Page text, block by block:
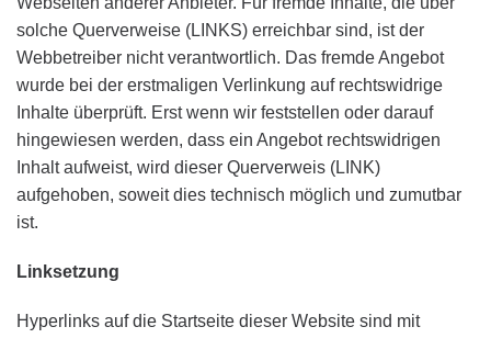
solche Querverweise (LINKS) erreichbar sind, ist der
Webbetreiber nicht verantwortlich. Das fremde Angebot
wurde bei der erstmaligen Verlinkung auf rechtswidrige
Inhalte überprüft. Erst wenn wir feststellen oder darauf
hingewiesen werden, dass ein Angebot rechtswidrigen
Inhalt aufweist, wird dieser Querverweis (LINK)
aufgehoben, soweit dies technisch möglich und zumutbar
ist.
Linksetzung
Hyperlinks auf die Startseite dieser Website sind mit